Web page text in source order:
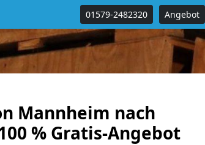
01579-2482320 Angebot
Mannheim nach
% Gratis-Angebot